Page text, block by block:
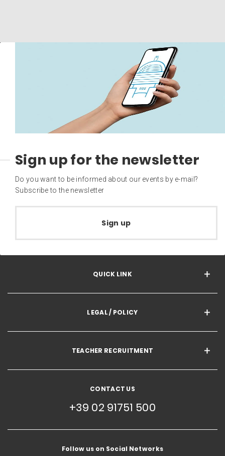
Sign up for the newsletter
Do you want to be informed about our events by e-mail?
Subscribe to the newsletter
Sign up
QUICK LINK
LEGAL / POLICY
TEACHER RECRUITMENT
CONTACT US
+39 02 91751 500
Follow us on Social Networks